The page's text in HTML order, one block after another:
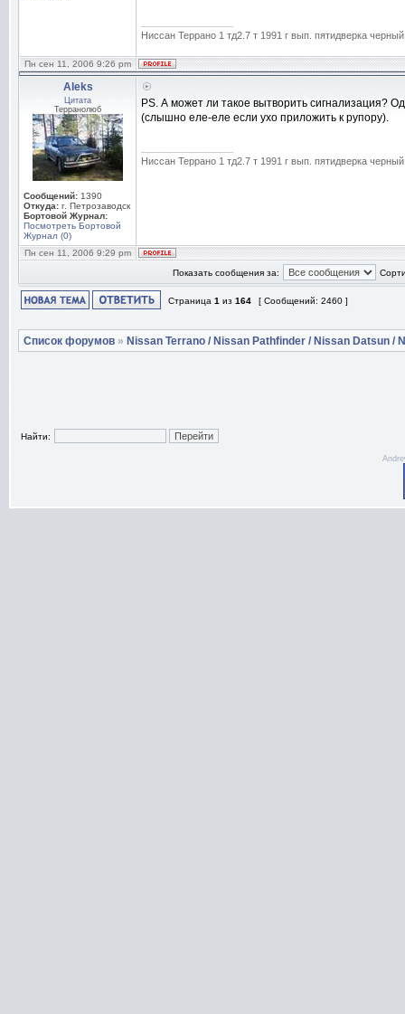
Ниссан Террано 1 тд2.7 т 1991 г вып. пятидверка
Пн сен 11, 2006 9:26 pm
Aleks
Цитата
Терранолюб
Сообщений: 1390
Откуда: г. Петрозаводск
Бортовой Журнал:
Посмотреть Бортовой
Журнал (0)
PS. А может ли такое вытворить сигнализация?
(слышно еле-еле если ухо приложить к рупору).
Ниссан Террано 1 тд2.7 т 1991 г вып. пятидверка
Пн сен 11, 2006 9:29 pm
Показать сообщения за:
Страница 1 из 164 [ Сообщений: 2460 ]
Список форумов » Nissan Terrano / Nissan Pathfinder / Nissan Datsun /
Найти: